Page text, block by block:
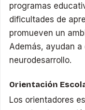
programas
dificultades de
promueven un
Además, ayudan
neurodesarrollo.
Orientación
Los orientadores